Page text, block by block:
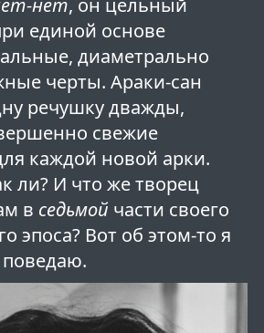
нет, он цельный
единой основе
диаметрально
черты. Араки-сан
речушку дважды,
свежие
каждой новой арки.
ли? И что же творец
в седьмой части своего
эпоса? Вот об этом-то я